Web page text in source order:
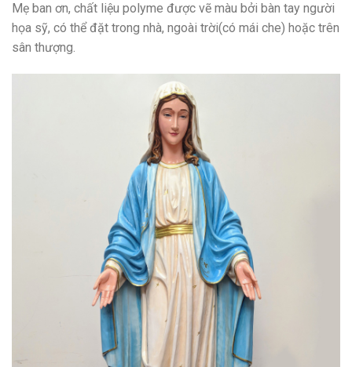
Mẹ ban ơn, chất liệu polyme được vẽ màu bởi bàn tay người
họa sỹ, có thể đặt trong nhà, ngoài trời(có mái che) hoặc trên
sân thượng.